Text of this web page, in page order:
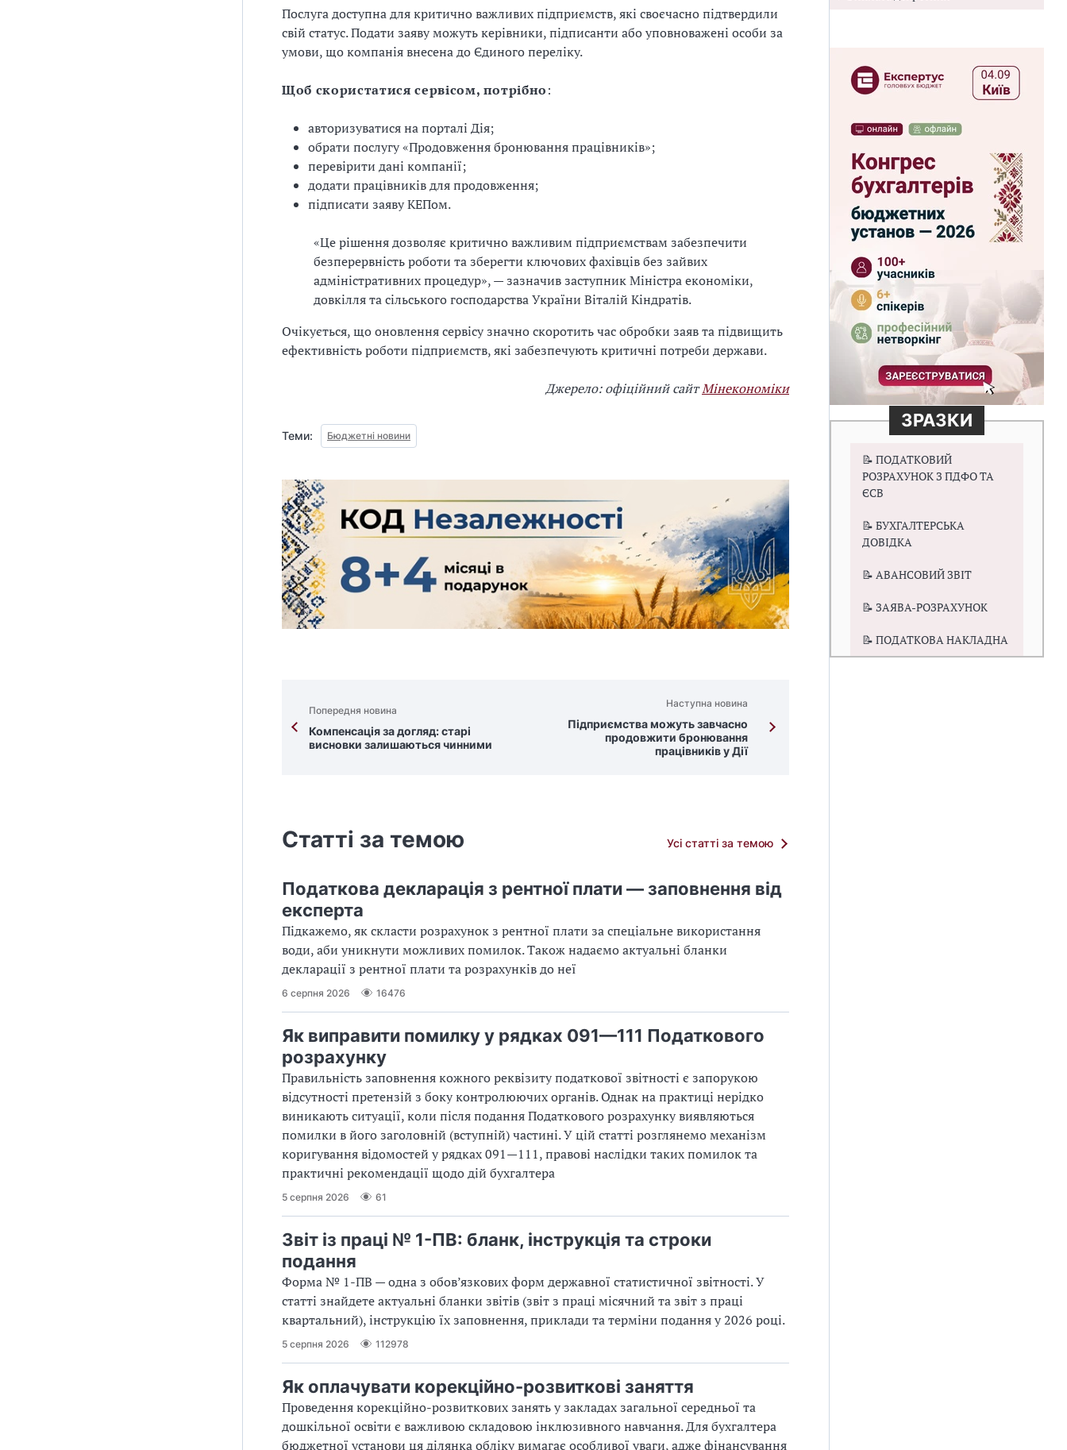
Послуга доступна для критично важливих підприємств, які своєчасно підтвердили
свій статус. Подати заяву можуть керівники, підписанти або уповноважені особи за
умови, що компанія внесена до Єдиного переліку.
Щоб скористатися сервісом, потрібно:
авторизуватися на порталі Дія;
обрати послугу «Продовження бронювання працівників»;
перевірити дані компанії;
додати працівників для продовження;
підписати заяву КЕПом.
«Це рішення дозволяє критично важливим підприємствам забезпечити
безперервність роботи та зберегти ключових фахівців без зайвих
адміністративних процедур», — зазначив заступник Міністра економіки,
довкілля та сільського господарства України Віталій Кіндратів.
Очікується, що оновлення сервісу значно скоротить час обробки заяв та підвищить
ефективність роботи підприємств, які забезпечують критичні потреби держави.
Джерело: офіційний сайтМінекономіки
Теми: Бюджетні новини
Попередня новина
Компенсація за догляд: старі
висновки залишаються чинними
Наступна новина
Підприємства можуть завчасно
продовжити бронювання
працівників у Дії
Статті за темою Усі статті за темою
Податкова декларація з рентної плати — заповнення від
експерта
Підкажемо, як скласти розрахунок з рентної плати за спеціальне використання
води, аби уникнути можливих помилок. Також надаємо актуальні бланки
декларації з рентної плати та розрахунків до неї
6 серпня 2026 16476
Як виправити помилку у рядках 091—111 Податкового
розрахунку
Правильність заповнення кожного реквізиту податкової звітності є запорукою
відсутності претензій з боку контролюючих органів. Однак на практиці нерідко
виникають ситуації, коли після подання Податкового розрахунку виявляються
помилки в його заголовній (вступній) частині. У цій статті розглянемо механізм
коригування відомостей у рядках 091—111, правові наслідки таких помилок та
практичні рекомендації щодо дій бухгалтера
5 серпня 2026 61
Звіт із праці № 1-ПВ: бланк, інструкція та строки
подання
Форма № 1-ПВ — одна з обов’язкових форм державної статистичної звітності. У
статті знайдете актуальні бланки звітів (звіт з праці місячний та звіт з праці
квартальний), інструкцію їх заповнення, приклади та терміни подання у 2026 році.
5 серпня 2026 112978
Як оплачувати корекційно-розвиткові заняття
Проведення корекційно-розвиткових занять у закладах загальної середньої та
дошкільної освіти є важливою складовою інклюзивного навчання. Для бухгалтера
бюджетної установи ця ділянка обліку вимагає особливої уваги, адже фінансування
ЗРАЗКИ
📝 ПОДАТКОВИЙ
РОЗРАХУНОК З ПДФО ТА
ЄСВ
📝 БУХГАЛТЕРСЬКА
ДОВІДКА
📝 АВАНСОВИЙ ЗВІТ
📝 ЗАЯВА-РОЗРАХУНОК
📝 ПОДАТКОВА НАКЛАДНА